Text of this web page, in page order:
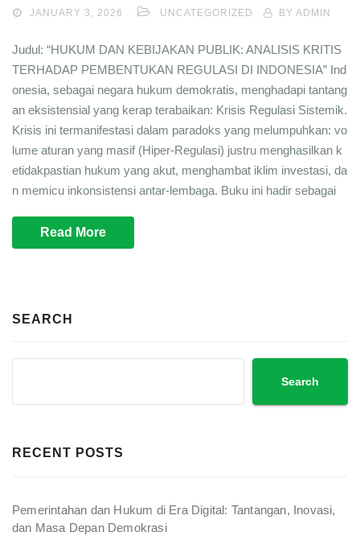
JANUARY 3, 2026 UNCATEGORIZED BY ADMIN
Judul: “HUKUM DAN KEBIJAKAN PUBLIK: ANALISIS KRITIS
TERHADAP PEMBENTUKAN REGULASI DI INDONESIA” Ind
onesia, sebagai negara hukum demokratis, menghadapi tantang
an eksistensial yang kerap terabaikan: Krisis Regulasi Sistemik.
Krisis ini termanifestasi dalam paradoks yang melumpuhkan: vo
lume aturan yang masif (Hiper-Regulasi) justru menghasilkan k
etidakpastian hukum yang akut, menghambat iklim investasi, da
n memicu inkonsistensi antar-lembaga. Buku ini hadir sebagai
Read More
SEARCH
Search
RECENT POSTS
Pemerintahan dan Hukum di Era Digital: Tantangan, Inovasi,
dan Masa Depan Demokrasi